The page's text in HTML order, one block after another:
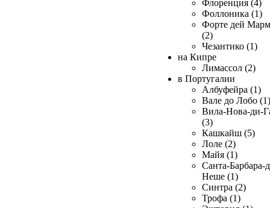
Флоренция (4)
Фоллоника (1)
Форте дей
(2)
Чезантико (1)
на Кипре
Лимассол (2)
в Португалии
Албуфейра (1)
Вале до Лобо (1)
Вила-Нова-ди-
(3)
Кашкайш (5)
Лоле (2)
Майя (1)
Санта-Барбара-
Неше (1)
Синтра (2)
Трофа (1)